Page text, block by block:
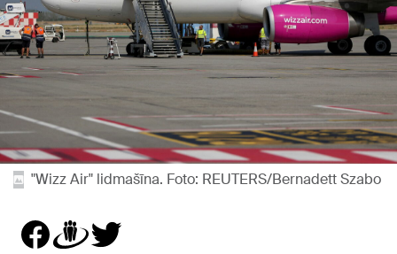
"Wizz Air" lidmašīna. Foto: REUTERS/Bernadett Szabo